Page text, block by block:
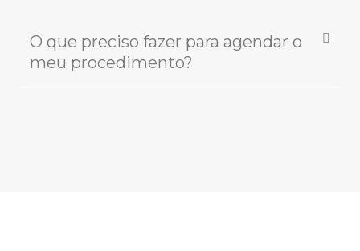
O que preciso fazer para agendar o
meu procedimento?